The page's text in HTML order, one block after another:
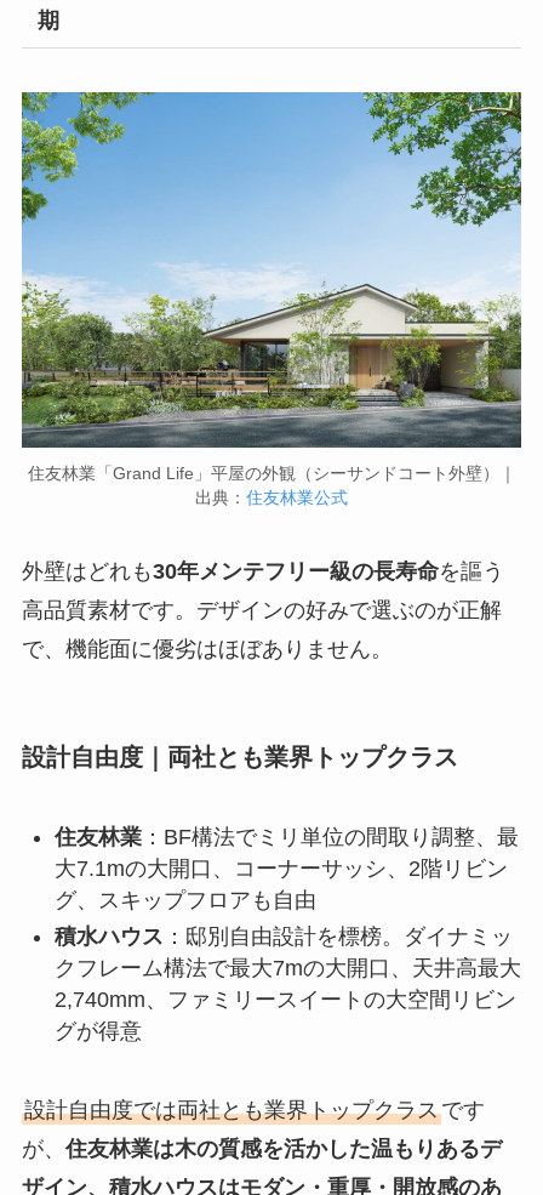
期
住友林業「Grand Life」平屋の外観（シーサンドコート外壁）｜
出典： 住友林業公式
外壁はどれも30年メンテフリー級の長寿命を謳う
高品質素材です。デザインの好みで選ぶのが正解
で、機能面に優劣はほぼありません。
設計自由度｜両社とも業界トップクラス
住友林業：BF構法でミリ単位の間取り調整、最
大7.1mの大開口、コーナーサッシ、2階リビン
グ、スキップフロアも自由
積水ハウス ：邸別自由設計を標榜。ダイナミッ
クフレーム構法で最大7mの大開口、天井高最大
2,740mm、ファミリースイートの大空間リビン
グが得意
設計自由度では両社とも業界トップクラスです
が、 住友林業は木の質感を活かした温もりあるデ
ザイン、積水ハウスはモダン・重厚・開放感のあ